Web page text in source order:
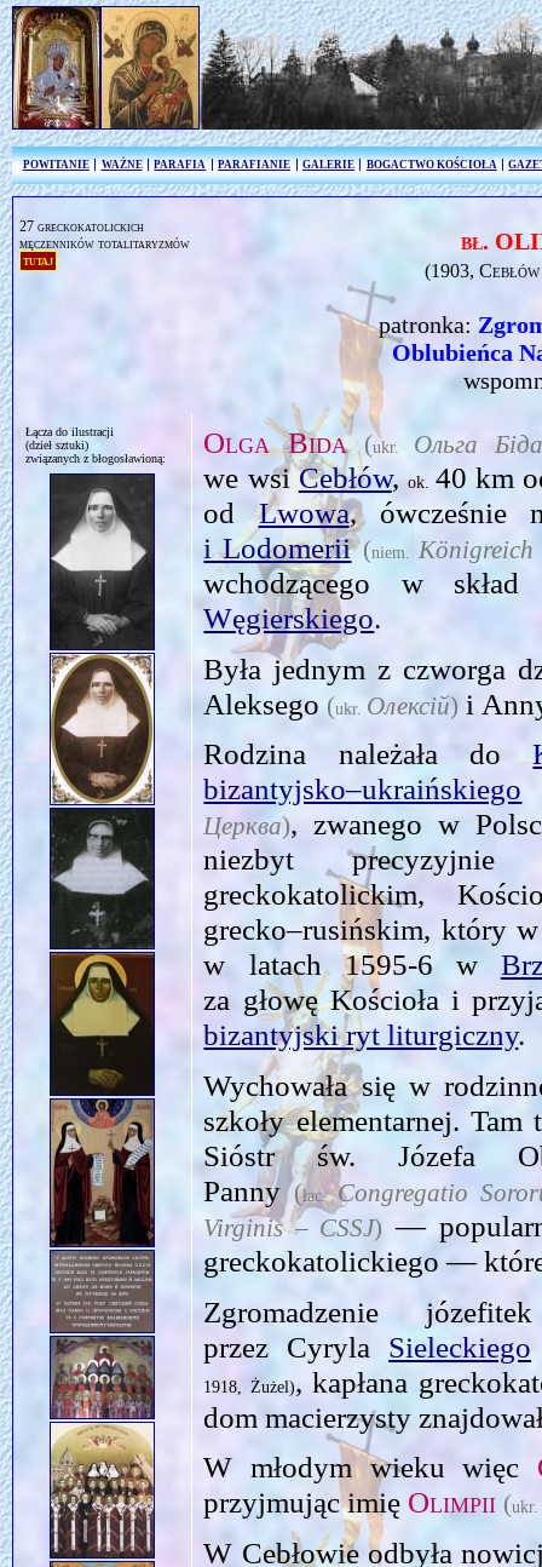
POWITANIE WAŻNE PARAFIA PARAFIANIE GALERIE BOGACTWO KOŚCIOŁA
27 greckokatolickich
męczenników totalitaryzmów
tutaj
bł.
(1903,
patronka:
Oblubieńca
Łącza do ilustracji
(dzieł sztuki)
związanych z błogosławioną:
Olga Bida (ukr. Ольга Біда
we wsiCebłów,ok.40 km
odLwowa, ówcześnie
i Lodomerii (niem.
wchodzącego w
Węgierskiego.
Była jednym z czworga
Aleksego (ukr. Олексій) i
Rodzina należała do
bizantyjsko–ukraińskiego
Церква), zwanego w
niezbyt
greckokatolickim,
grecko–rusińskim, który
w latach 1595‑6 w
za głowę Kościoła i
bizantyjski ryt liturgiczny.
Wychowała się w
szkoły elementarnej. Tam
Sióstr św. Józefa
Panny(łac.Congregatio
Virginis – CSSJ) —
greckokatolickiego — które
Zgromadzenie
przez Cyryla Sieleckiego
1918, Żużel), kapłana
dom macierzysty
W młodym wieku więc
przyjmując imię Olim­pii (
W Cebłowie odbyła